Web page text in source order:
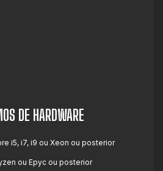
DE HARDWARE
i5, i7, i9 ou Xeon ou posterior
ou Epyc ou posterior